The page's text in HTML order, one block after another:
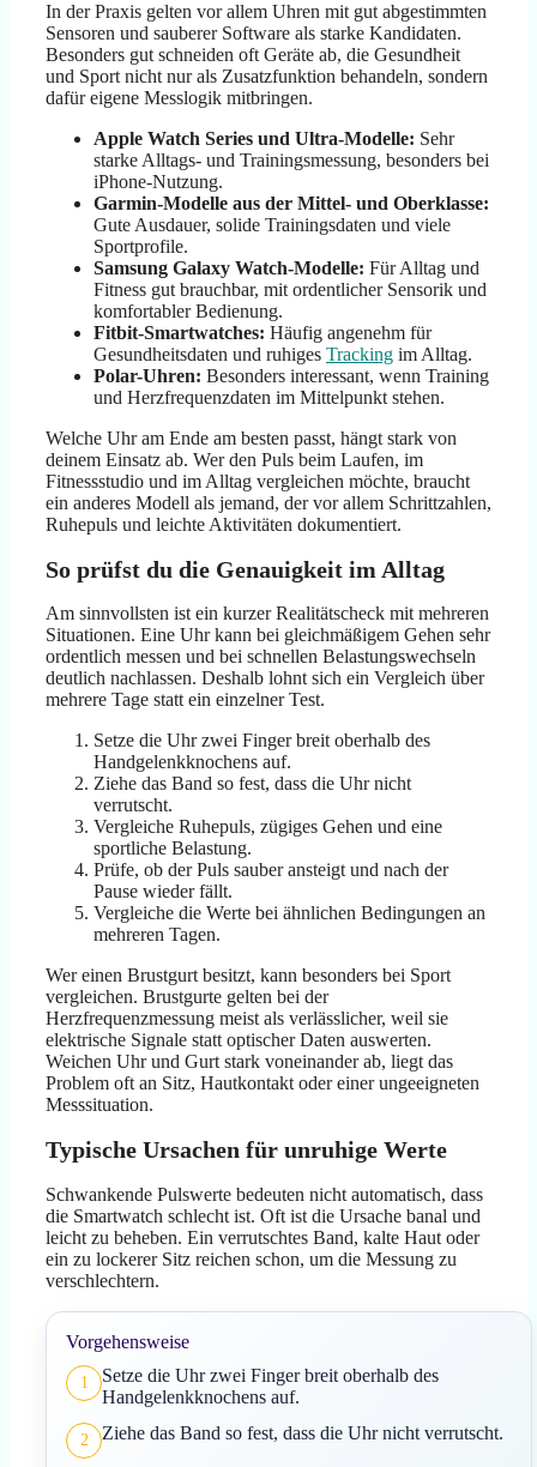
In der Praxis gelten vor allem Uhren mit gut abgestimmten
Sensoren und sauberer Software als starke Kandidaten.
Besonders gut schneiden oft Geräte ab, die Gesundheit
und Sport nicht nur als Zusatzfunktion behandeln, sondern
dafür eigene Messlogik mitbringen.
Apple Watch Series und Ultra-Modelle: Sehr
starke Alltags- und Trainingsmessung, besonders bei
iPhone-Nutzung.
Garmin-Modelle aus der Mittel- und Oberklasse:
Gute Ausdauer, solide Trainingsdaten und viele
Sportprofile.
Samsung Galaxy Watch-Modelle: Für Alltag und
Fitness gut brauchbar, mit ordentlicher Sensorik und
komfortabler Bedienung.
Fitbit-Smartwatches: Häufig angenehm für
Gesundheitsdaten und ruhiges Tracking im Alltag.
Polar-Uhren: Besonders interessant, wenn Training
und Herzfrequenzdaten im Mittelpunkt stehen.
Welche Uhr am Ende am besten passt, hängt stark von
deinem Einsatz ab. Wer den Puls beim Laufen, im
Fitnessstudio und im Alltag vergleichen möchte, braucht
ein anderes Modell als jemand, der vor allem Schrittzahlen,
Ruhepuls und leichte Aktivitäten dokumentiert.
So prüfst du die Genauigkeit im Alltag
Am sinnvollsten ist ein kurzer Realitätscheck mit mehreren
Situationen. Eine Uhr kann bei gleichmäßigem Gehen sehr
ordentlich messen und bei schnellen Belastungswechseln
deutlich nachlassen. Deshalb lohnt sich ein Vergleich über
mehrere Tage statt ein einzelner Test.
Setze die Uhr zwei Finger breit oberhalb des
Handgelenkknochens auf.
Ziehe das Band so fest, dass die Uhr nicht
verrutscht.
Vergleiche Ruhepuls, zügiges Gehen und eine
sportliche Belastung.
Prüfe, ob der Puls sauber ansteigt und nach der
Pause wieder fällt.
Vergleiche die Werte bei ähnlichen Bedingungen an
mehreren Tagen.
Wer einen Brustgurt besitzt, kann besonders bei Sport
vergleichen. Brustgurte gelten bei der
Herzfrequenzmessung meist als verlässlicher, weil sie
elektrische Signale statt optischer Daten auswerten.
Weichen Uhr und Gurt stark voneinander ab, liegt das
Problem oft an Sitz, Hautkontakt oder einer ungeeigneten
Messsituation.
Typische Ursachen für unruhige Werte
Schwankende Pulswerte bedeuten nicht automatisch, dass
die Smartwatch schlecht ist. Oft ist die Ursache banal und
leicht zu beheben. Ein verrutschtes Band, kalte Haut oder
ein zu lockerer Sitz reichen schon, um die Messung zu
verschlechtern.
Vorgehensweise
1
Setze die Uhr zwei Finger breit oberhalb des
Handgelenkknochens auf.
2 Ziehe das Band so fest, dass die Uhr nicht verrutscht.